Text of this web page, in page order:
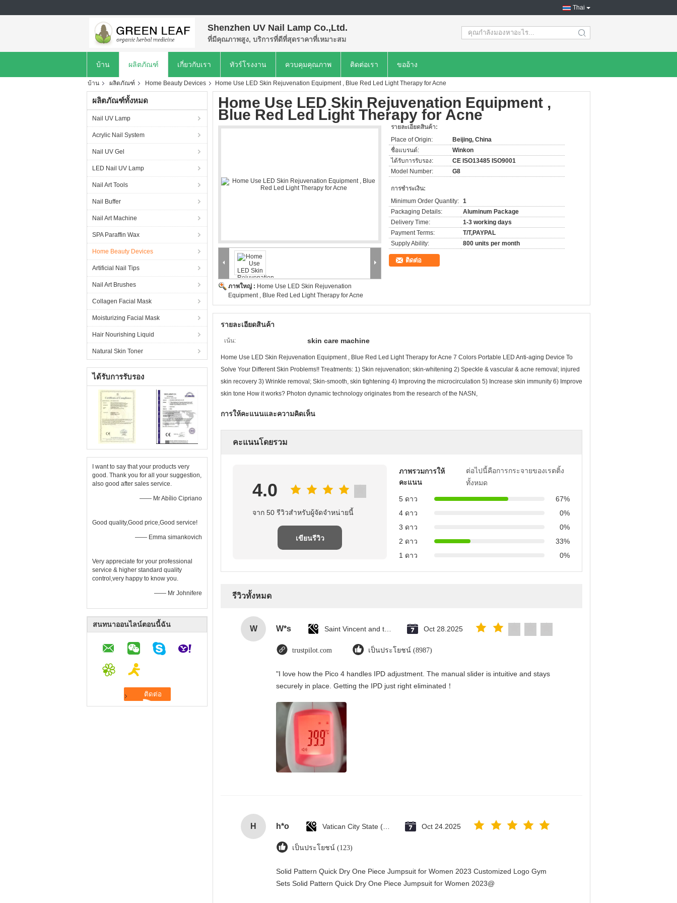
Thai
Shenzhen UV Nail Lamp Co.,Ltd.
ที่มีคุณภาพสูง, บริการที่ดีที่สุดราคาที่เหมาะสม search
บ้าน ผลิตภัณฑ์ เกี่ยวกับเรา ทัวร์โรงงาน ควบคุมคุณภาพ ติดต่อเรา ขออ้าง
บ้าน ผลิตภัณฑ์ Home Beauty Devices Home Use LED Skin Rejuvenation Equipment , Blue Red Led Light Therapy for Acne
ผลิตภัณฑ์ทั้งหมด
Nail UV Lamp
Acrylic Nail System
Nail UV Gel
LED Nail UV Lamp
Nail Art Tools
Nail Buffer
Nail Art Machine
SPA Paraffin Wax
Home Beauty Devices
Artificial Nail Tips
Nail Art Brushes
Collagen Facial Mask
Moisturizing Facial Mask
Hair Nourishing Liquid
Natural Skin Toner
ได้รับการรับรอง
I want to say that your products very
good. Thank you for all your suggestion,
also good after sales service.
—— Mr Abílio Cipriano
Good quality,Good price,Good service!
—— Emma simankovich
Very appreciate for your professional
service & higher standard quality
control,very happy to know you.
—— Mr Johnifere
สนทนาออนไลน์ตอนนี้ฉัน
Home Use LED Skin Rejuvenation Equipment ,
Blue Red Led Light Therapy for Acne
ภาพใหญ่ : Home Use LED Skin Rejuvenation
Equipment , Blue Red Led Light Therapy for Acne
รายละเอียดสินค้า:
Place of Origin:
Beijing, China
ชื่อแบรนด์:
Winkon
ได้รับการรับรอง:
CE ISO13485 ISO9001
Model Number:
G8
การชำระเงิน:
Minimum Order Quantity: 1
Packaging Details:
Aluminum Package
Delivery Time:
1-3 working days
Payment Terms:
T/T,PAYPAL
Supply Ability:
800 units per month
ติดต่อ
รายละเอียดสินค้า
เน้น: skin care machine
Home Use LED Skin Rejuvenation Equipment , Blue Red Led Light Therapy for Acne 7 Colors Portable LED Anti-aging Device To
Solve Your Different Skin Problems!! Treatments: 1) Skin rejuvenation; skin-whitening 2) Speckle & vascular & acne removal; injured
skin recovery 3) Wrinkle removal; Skin-smooth, skin tightening 4) Improving the microcirculation 5) Increase skin immunity 6) Improve
skin tone How it works? Photon dynamic technology originates from the research of the NASN,
การให้คะแนนและความคิดเห็น
คะแนนโดยรวม
4.0
จาก 50 รีวิวสําหรับผู้จัดจําหน่ายนี้
เขียนรีวิว
ภาพรวมการให้
คะแนน
ต่อไปนี้คือการกระจายของเรตติ้ง
ทั้งหมด
5 ดาว
67%
4 ดาว
0%
3 ดาว
0%
2 ดาว
33%
1 ดาว
0%
รีวิวทั้งหมด
W W*s Oct 28.2025
trustpilot.com เป็นประโยชน์ (8987)
"I love how the Pico 4 handles IPD adjustment. The manual slider is intuitive and stays
securely in place. Getting the IPD just right eliminated！
H h*o Oct 24.2025
เป็นประโยชน์ (123)
Solid Pattern Quick Dry One Piece Jumpsuit for Women 2023 Customized Logo Gym
Sets Solid Pattern Quick Dry One Piece Jumpsuit for Women 2023@